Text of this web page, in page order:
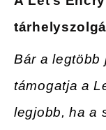
Bár a legtöbb
támogatja a
legjobb, ha a